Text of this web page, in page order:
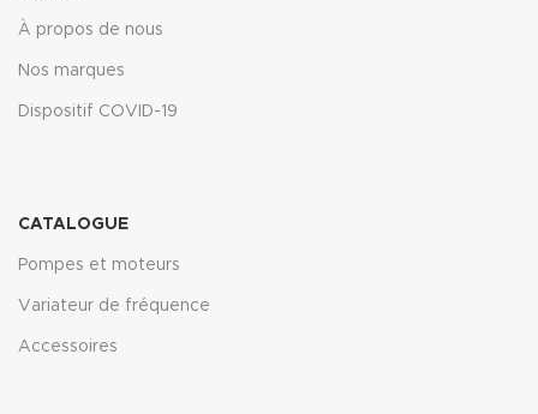
À propos de nous
Nos marques
Dispositif COVID-19
CATALOGUE
Pompes et moteurs
Variateur de fréquence
Accessoires